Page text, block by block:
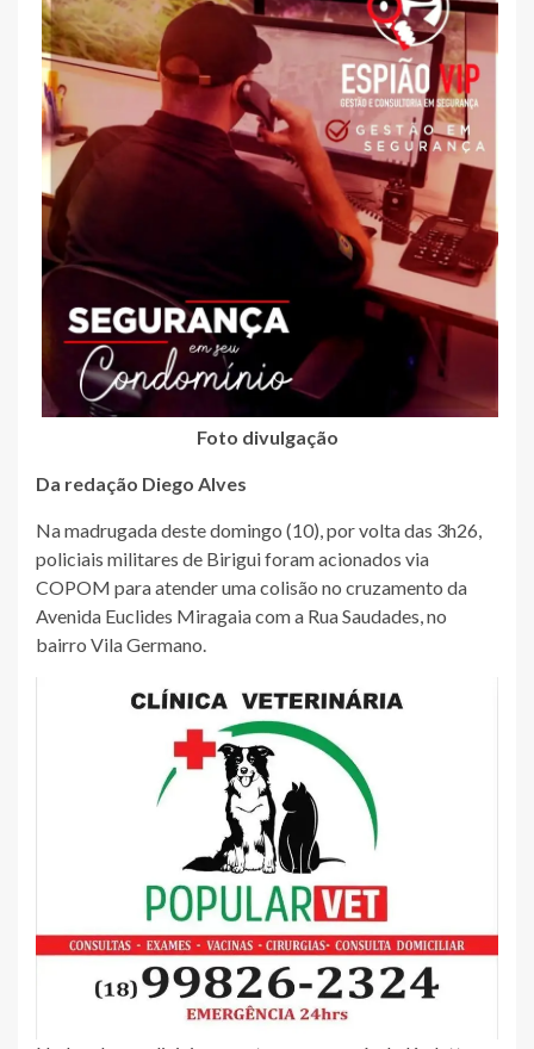
Foto divulgação
Da redação Diego Alves
Na madrugada deste domingo (10), por volta das 3h26,
policiais militares de Birigui foram acionados via
COPOM para atender uma colisão no cruzamento da
Avenida Euclides Miragaia com a Rua Saudades, no
bairro Vila Germano.